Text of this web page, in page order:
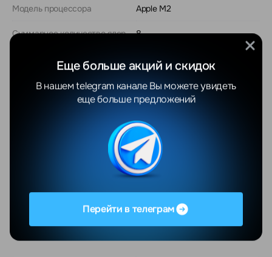
Модель процессора Apple M2
Суммарное количество ядер 8
Материал корпуса металл
Цвет корпуса серебристый
197 мм
35.8 мм
197 мм
Отзывы
Перейти в телеграм
Еще больше акций и скидок
В нашем telegram канале Вы можете увидеть
еще больше предложений